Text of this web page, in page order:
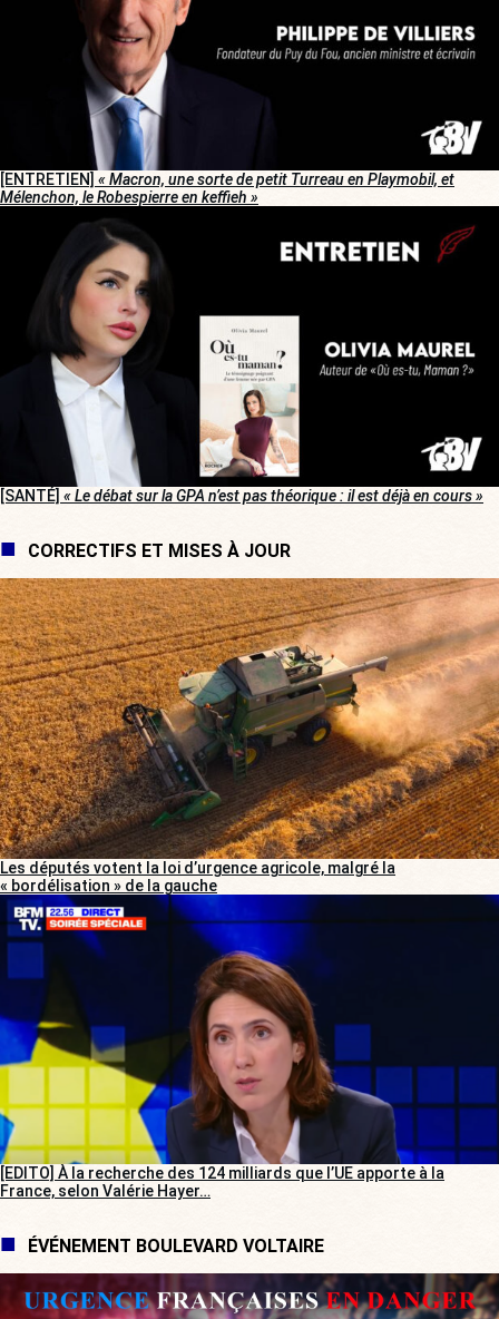
[ENTRETIEN] « Macron, une sorte de petit Turreau en Playmobil, et
Mélenchon, le Robespierre en keffieh »
[SANTÉ] « Le débat sur la GPA n’est pas théorique : il est déjà en cours »
CORRECTIFS ET MISES À JOUR
Les députés votent la loi d’urgence agricole, malgré la
« bordélisation » de la gauche
[EDITO] À la recherche des 124 milliards que l’UE apporte à la
France, selon Valérie Hayer…
ÉVÉNEMENT BOULEVARD VOLTAIRE